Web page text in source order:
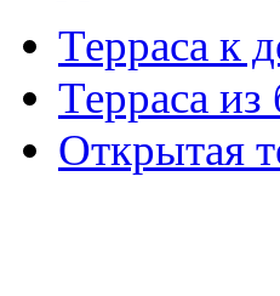
Терраса к
Терраса из
Открытая